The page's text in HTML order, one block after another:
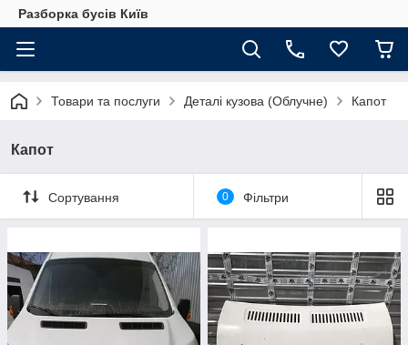
Разборка бусів Київ
Товари та послуги Деталі кузова (Облучне) Капот
Капот
Сортування 0 Фільтри